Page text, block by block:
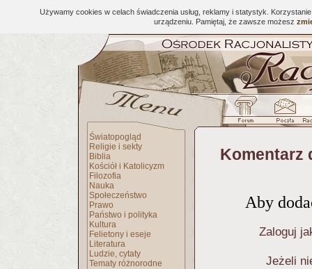
Używamy cookies w celach świadczenia usług, reklamy i statystyk.
urządzeniu. Pamiętaj, że zawsze możesz
Światopogląd
Religie i sekty
Biblia
Kościół i Katolicyzm
Filozofia
Nauka
Społeczeństwo
Prawo
Państwo i polityka
Kultura
Felietony i eseje
Literatura
Ludzie, cytaty
Tematy różnorodne
Aby
Zaloguj
Jeżeli